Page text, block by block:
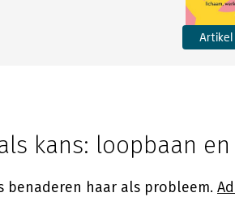
Artikel
kans: loopbaan
benaderen haar als probleem.